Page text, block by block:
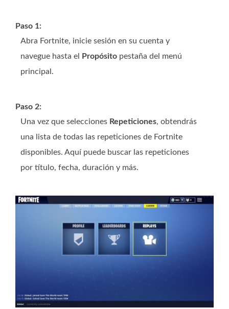
Paso 1:
Abra Fortnite, inicie sesión en su cuenta y
navegue hasta el
Propósito pestaña del menú
principal.
Paso 2:
Una vez que selecciones Repeticiones, obtendrás
una lista de todas las repeticiones de Fortnite
disponibles. Aquí puede buscar las repeticiones
por título, fecha, duración y más.